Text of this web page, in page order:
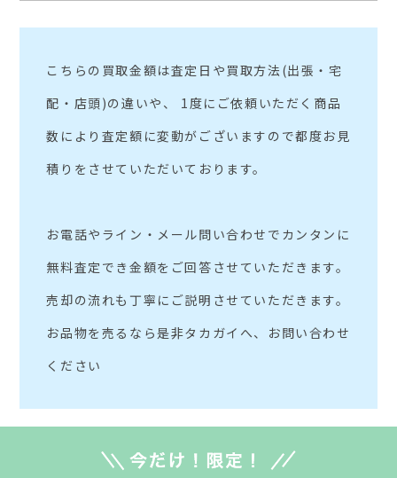
こちらの買取金額は査定日や買取方法(出張・宅
配・店頭)の違いや、 1度にご依頼いただく商品
数により査定額に変動がございますので都度お見
積りをさせていただいております。
お電話やライン・メール問い合わせでカンタンに
無料査定でき金額をご回答させていただきます。
売却の流れも丁寧にご説明させていただきます。
お品物を売るなら是非タカガイへ、お問い合わせ
ください